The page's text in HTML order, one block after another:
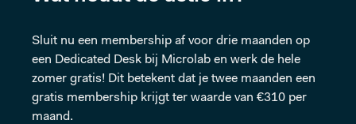
EVENEMENTEN
Sluit nu een membership af voor drie maanden op
een Dedicated Desk bij Microlab en werk de hele
zomer gratis! Dit betekent dat je twee maanden een
gratis membership krijgt ter waarde van €310 per
maand.